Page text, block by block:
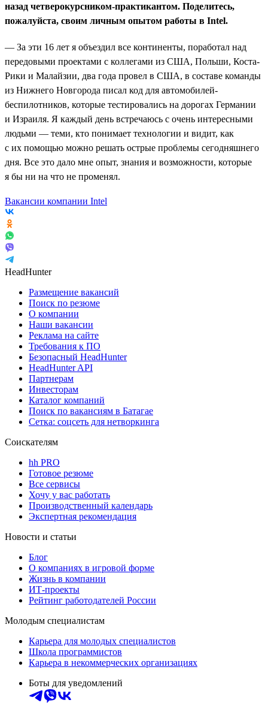
назад четверокурсником-практикантом. Поделитесь,
пожалуйста, своим личным опытом работы в Intel.
— За эти 16 лет я объездил все континенты, поработал над
передовыми проектами с коллегами из США, Польши, Коста-
Рики и Малайзии, два года провел в США, в составе команды
из Нижнего Новгорода писал код для автомобилей-
беспилотников, которые тестировались на дорогах Германии
и Израиля. Я каждый день встречаюсь с очень интересными
людьми — теми, кто понимает технологии и видит, как
с их помощью можно решать острые проблемы сегодняшнего
дня. Все это дало мне опыт, знания и возможности, которые
я бы ни на что не променял.
Вакансии компании Intel
HeadHunter
Размещение вакансий
Поиск по резюме
О компании
Наши вакансии
Реклама на сайте
Требования к ПО
Безопасный HeadHunter
HeadHunter API
Партнерам
Инвесторам
Каталог компаний
Поиск по вакансиям в Батагае
Сетка: соцсеть для нетворкинга
Соискателям
hh PRO
Готовое резюме
Все сервисы
Хочу у вас работать
Производственный календарь
Экспертная рекомендация
Новости и статьи
Блог
О компаниях в игровой форме
Жизнь в компании
ИТ-проекты
Рейтинг работодателей России
Молодым специалистам
Карьера для молодых специалистов
Школа программистов
Карьера в некоммерческих организациях
Боты для уведомлений